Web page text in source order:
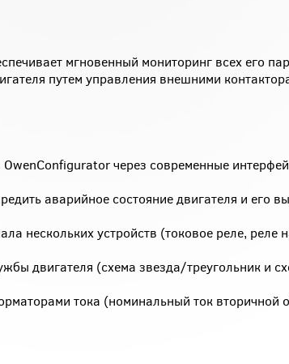
мгновенный мониторинг всех его
путем управления внешними
через современные
аварийное состояние двигателя и его
нескольких устройств (токовое реле, реле
двигателя (схема звезда/треугольник и
тока (номинальный ток вторичной